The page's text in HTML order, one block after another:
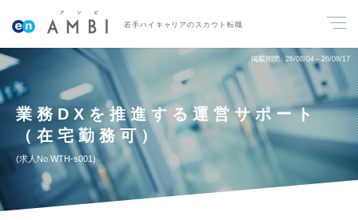
若手ハイキャリアのスカウト転職
掲載期間 26/08/04～26/08/17
業務DXを推進する運営サポート
（在宅勤務可）
求人No.WTH-s001